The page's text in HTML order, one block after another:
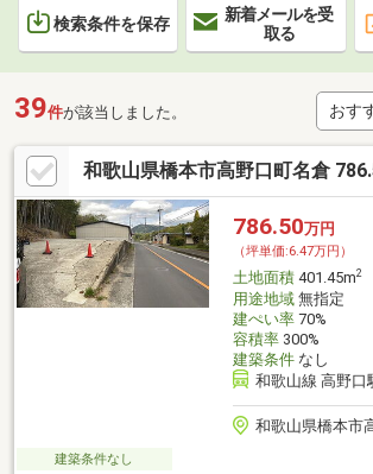
検索条件を保存
新着メールを受
取る
39件が該当しました。
和歌山県橋本市高野口町名倉
786.50万円
（坪単価:6.47万円）
土地面積401.45m2
用途地域無指定
建ぺい率70%
容積率300%
建築条件なし
和歌山線 高野口
和歌山県橋本市
建築条件なし